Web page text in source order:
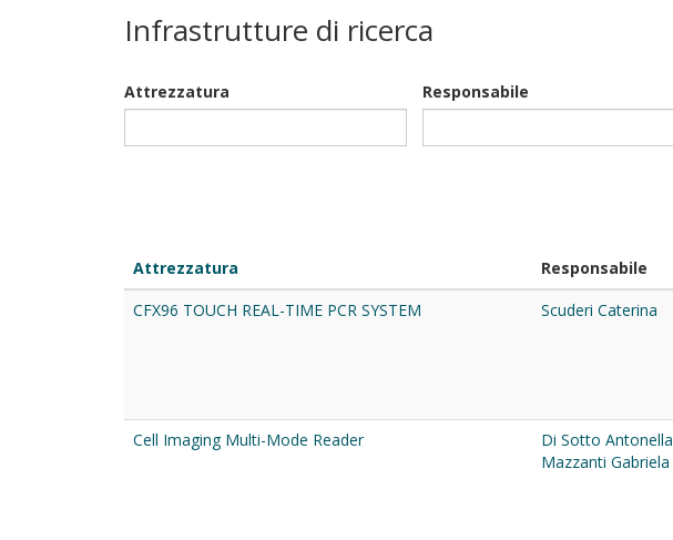
Infrastrutture di ricerca
Attrezzatura Responsabile
Attrezzatura Responsabile
CFX96 TOUCH REAL-TIME PCR SYSTEM
Scuderi Caterina
Cell Imaging Multi-Mode Reader
Di Sotto Antonella
Mazzanti Gabriela